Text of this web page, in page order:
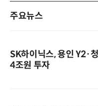
주요뉴스
SK하이닉스, 용인 Y2·
4조원 투자